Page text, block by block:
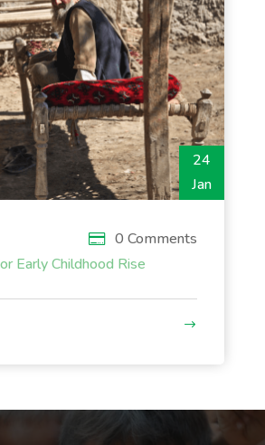
24
Jan
0 Comments
Early Childhood Rise